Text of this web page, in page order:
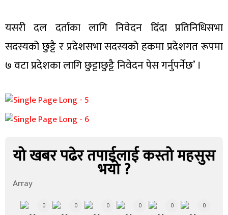
यसरी दल दर्ताका लागि निवेदन दिँदा प्रतिनिधिसभा
सदस्यको छुट्टै र प्रदेशसभा सदस्यको हकमा प्रदेशगत रूपमा
७ वटा प्रदेशका लागि छुट्टाछुट्टै निवेदन पेस गर्नुपर्नेछ’ ।
यो खबर पढेर तपाईलाई कस्तो महसुस
भयो ?
Array
0 0 0 0 0 0